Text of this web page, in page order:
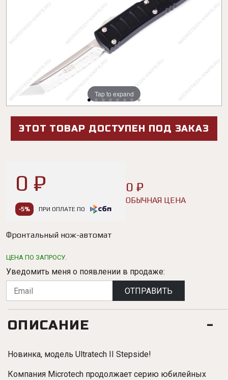
Tap to expand
Tap to expand
Tap to expand
Tap to expand
Tap to expand
Tap to expand
Tap to expand
Tap to expand
ЭТОТ ТОВАР ДОСТУПЕН ПОД ЗАКАЗ
0 ₽
-5% ПРИ ОПЛАТЕ ПО
0 ₽
ОБЫЧНАЯ ЦЕНА
Фронтальный нож-автомат
ЦЕНА ПО ЗАПРОСУ.
Уведомить меня о появлении в продаже:
ОТПРАВИТЬ
ОПИСАНИЕ
Новинка, модель Ultratech II Stepside!
Компания Microtech продолжает серию юбилейных